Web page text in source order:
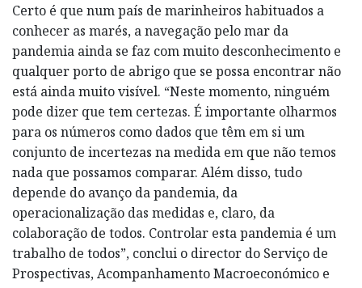
Certo é que num país de marinheiros habituados a
conhecer as marés, a navegação pelo mar da
pandemia ainda se faz com muito desconhecimento e
qualquer porto de abrigo que se possa encontrar não
está ainda muito visível. “Neste momento, ninguém
pode dizer que tem certezas. É importante olharmos
para os números como dados que têm em si um
conjunto de incertezas na medida em que não temos
nada que possamos comparar. Além disso, tudo
depende do avanço da pandemia, da
operacionalização das medidas e, claro, da
colaboração de todos. Controlar esta pandemia é um
trabalho de todos”, conclui o director do Serviço de
Prospectivas, Acompanhamento Macro­económico e